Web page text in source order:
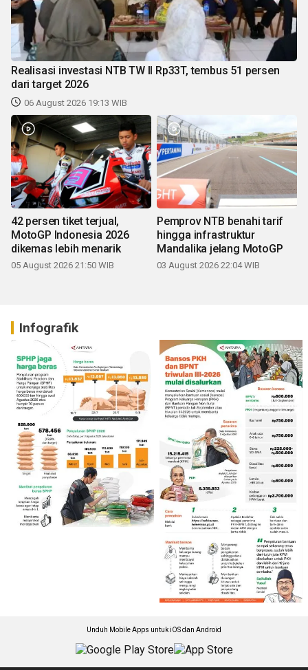
Realisasi investasi NTB TW II Rp33T, tembus 51 persen
dari target 2026
06 August 2026 19:13 WIB
42 persen tiket terjual,
MotoGP Indonesia 2026
dikemas lebih menarik
05 August 2026 21:50 WIB
Pemprov NTB benahi tarif
hingga infrastruktur
Mandalika jelang MotoGP
03 August 2026 22:04 WIB
Infografik
Unduh Mobile Apps untuk iOS dan Android